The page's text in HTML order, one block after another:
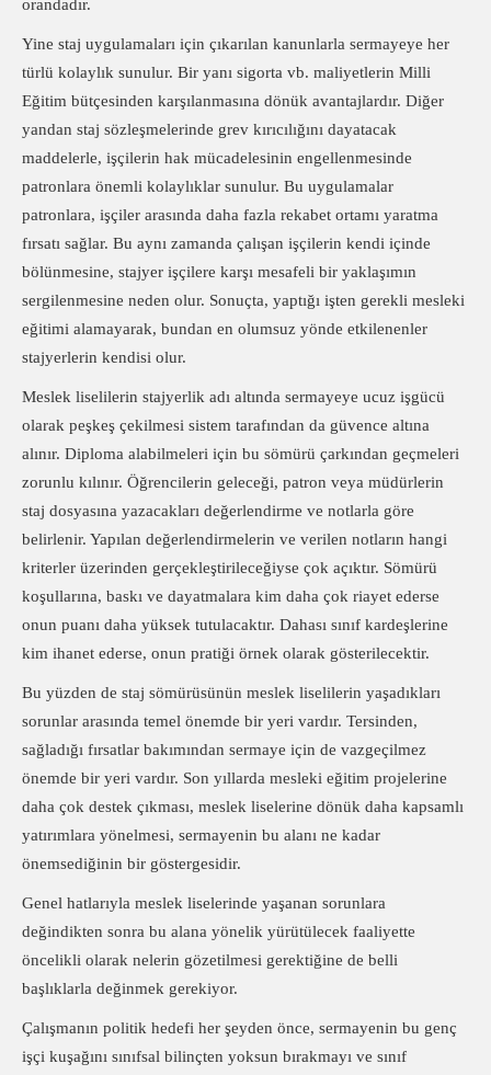
orandadır.
Yine staj uygulamaları için çıkarılan kanunlarla sermayeye her
türlü kolaylık sunulur. Bir yanı sigorta vb. maliyetlerin Milli
Eğitim bütçesinden karşılanmasına dönük avantajlardır. Diğer
yandan staj sözleşmelerinde grev kırıcılığını dayatacak
maddelerle, işçilerin hak mücadelesinin engellenmesinde
patronlara önemli kolaylıklar sunulur. Bu uygulamalar
patronlara, işçiler arasında daha fazla rekabet ortamı yaratma
fırsatı sağlar. Bu aynı zamanda çalışan işçilerin kendi içinde
bölünmesine, stajyer işçilere karşı mesafeli bir yaklaşımın
sergilenmesine neden olur. Sonuçta, yaptığı işten gerekli mesleki
eğitimi alamayarak, bundan en olumsuz yönde etkilenenler
stajyerlerin kendisi olur.
Meslek liselilerin stajyerlik adı altında sermayeye ucuz işgücü
olarak peşkeş çekilmesi sistem tarafından da güvence altına
alınır. Diploma alabilmeleri için bu sömürü çarkından geçmeleri
zorunlu kılınır. Öğrencilerin geleceği, patron veya müdürlerin
staj dosyasına yazacakları değerlendirme ve notlarla göre
belirlenir. Yapılan değerlendirmelerin ve verilen notların hangi
kriterler üzerinden gerçekleştirileceğiyse çok açıktır. Sömürü
koşullarına, baskı ve dayatmalara kim daha çok riayet ederse
onun puanı daha yüksek tutulacaktır. Dahası sınıf kardeşlerine
kim ihanet ederse, onun pratiği örnek olarak gösterilecektir.
Bu yüzden de staj sömürüsünün meslek liselilerin yaşadıkları
sorunlar arasında temel önemde bir yeri vardır. Tersinden,
sağladığı fırsatlar bakımından sermaye için de vazgeçilmez
önemde bir yeri vardır. Son yıllarda mesleki eğitim projelerine
daha çok destek çıkması, meslek liselerine dönük daha kapsamlı
yatırımlara yönelmesi, sermayenin bu alanı ne kadar
önemsediğinin bir göstergesidir.
Genel hatlarıyla meslek liselerinde yaşanan sorunlara
değindikten sonra bu alana yönelik yürütülecek faaliyette
öncelikli olarak nelerin gözetilmesi gerektiğine de belli
başlıklarla değinmek gerekiyor.
Çalışmanın politik hedefi her şeyden önce, sermayenin bu genç
işçi kuşağını sınıfsal bilinçten yoksun bırakmayı ve sınıf